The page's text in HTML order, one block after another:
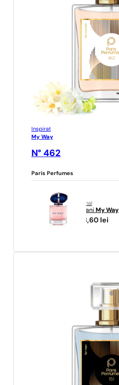
Inspirat
My Way
N° 462
Paris Perfumes
original
Armani My Way
438,60 lei